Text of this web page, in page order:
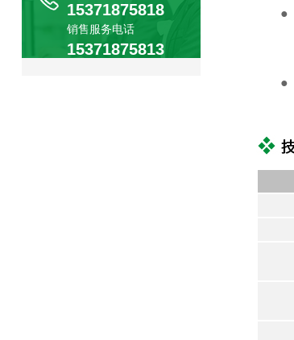
15371875818
销售服务电话
15371875813
●
●